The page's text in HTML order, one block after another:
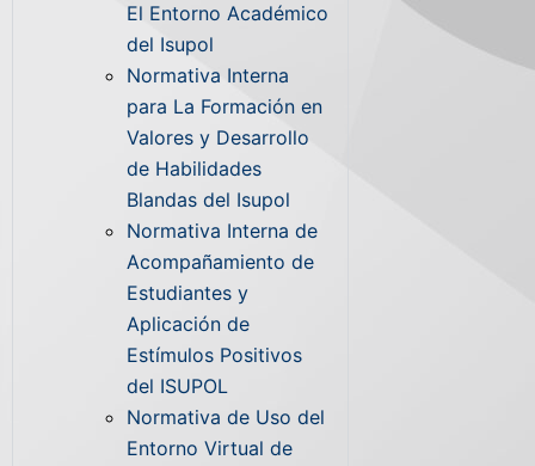
El Entorno Académico
del Isupol
Normativa Interna
para La Formación en
Valores y Desarrollo
de Habilidades
Blandas del Isupol
Normativa Interna de
Acompañamiento de
Estudiantes y
Aplicación de
Estímulos Positivos
del ISUPOL
Normativa de Uso del
Entorno Virtual de